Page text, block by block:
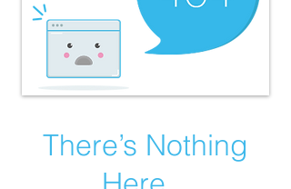
There’s Nothing